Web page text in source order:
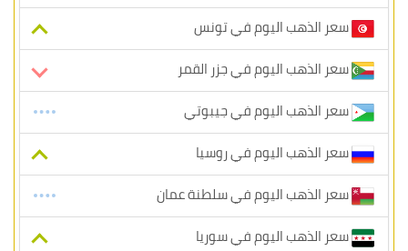
سعر الذهب اليوم في تونس
سعر الذهب اليوم في جزر القمر
سعر الذهب اليوم في جيبوتي
سعر الذهب اليوم في روسيا
سعر الذهب اليوم في سلطنة عمان
سعر الذهب اليوم في سوريا